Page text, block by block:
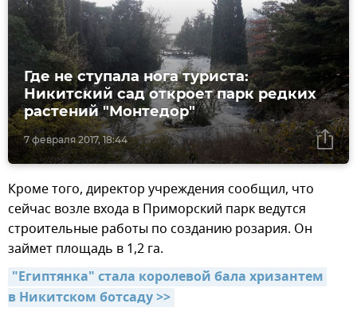
7 февраля 2017, 18:44
Где не ступала нога туриста:
Никитский сад откроет парк редких
растений "Монтедор"
Кроме того, директор учреждения сообщил, что
сейчас возле входа в Приморский парк ведутся
строительные работы по созданию розария. Он
займет площадь в 1,2 га.
"Египтянка" стала королевой бала хризантем
в Никитском ботсаду >>